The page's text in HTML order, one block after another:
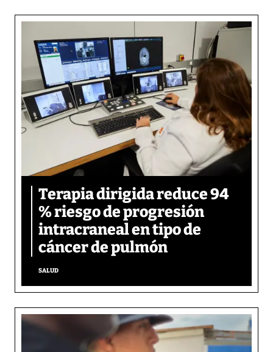
Terapia dirigida reduce 94
% riesgo de progresión
intracraneal en tipo de
cáncer de pulmón
SALUD